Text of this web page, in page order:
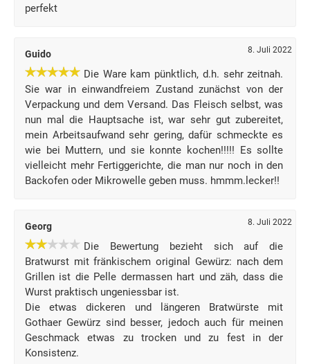
perfekt
Guido 8. Juli 2022
Die Ware kam pünktlich, d.h. sehr zeitnah.
Sie war in einwandfreiem Zustand zunächst von der
Verpackung und dem Versand. Das Fleisch selbst, was
nun mal die Hauptsache ist, war sehr gut zubereitet,
mein Arbeitsaufwand sehr gering, dafür schmeckte es
wie bei Muttern, und sie konnte kochen!!!!! Es sollte
vielleicht mehr Fertiggerichte, die man nur noch in den
Backofen oder Mikrowelle geben muss. hmmm.lecker!!
Georg 8. Juli 2022
Die Bewertung bezieht sich auf die
Bratwurst mit fränkischem original Gewürz: nach dem
Grillen ist die Pelle dermassen hart und zäh, dass die
Wurst praktisch ungeniessbar ist.
Die etwas dickeren und längeren Bratwürste mit
Gothaer Gewürz sind besser, jedoch auch für meinen
Geschmack etwas zu trocken und zu fest in der
Konsistenz.